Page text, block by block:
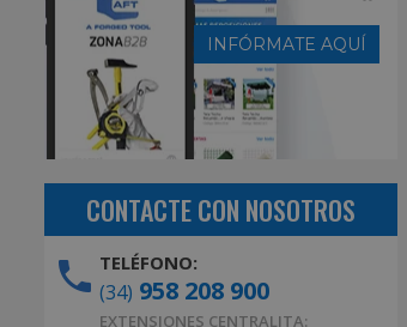
INFÓRMATE AQUÍ
CONTACTE CON NOSOTROS
TELÉFONO:
(34) 958 208 900
EXTENSIONES CENTRALITA: